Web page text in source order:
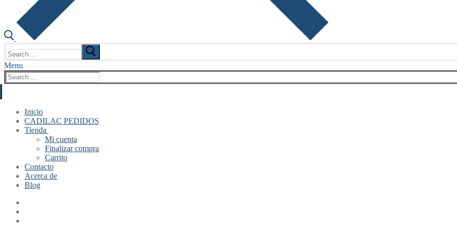
for:
Menu
Search
for:
Inicio
CADILAC PEDIDOS
Tienda
Mi cuenta
Finalizar compra
Carrito
Contacto
Acerca de
Blog